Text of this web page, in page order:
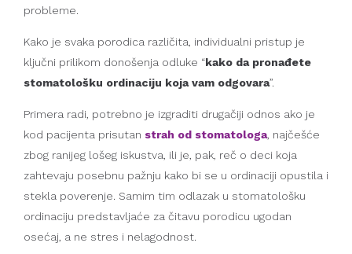
probleme.
Kako je svaka porodica različita, individualni pristup je
ključni prilikom donošenja odluke “kako da pronađete
stomatološku ordinaciju koja vam odgovara”.
Primera radi, potrebno je izgraditi drugačiji odnos ako je
kod pacijenta prisutan strah od stomatologa, najčešće
zbog ranijeg lošeg iskustva, ili je, pak, reč o deci koja
zahtevaju posebnu pažnju kako bi se u ordinaciji opustila i
stekla poverenje. Samim tim odlazak u stomatološku
ordinaciju predstavljaće za čitavu porodicu ugodan
osećaj, a ne stres i nelagodnost.